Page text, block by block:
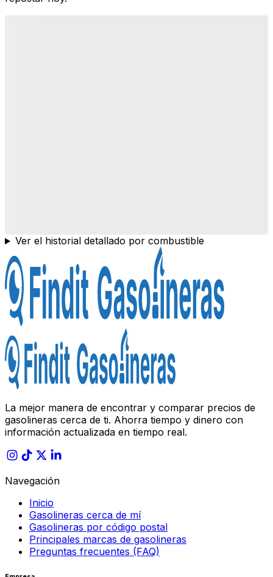
Ver el historial detallado por combustible
La mejor manera de encontrar y comparar precios de
gasolineras cerca de ti. Ahorra tiempo y dinero con
información actualizada en tiempo real.
Navegación
Inicio
Gasolineras cerca de mí
Gasolineras por código postal
Principales marcas de gasolineras
Preguntas frecuentes (FAQ)